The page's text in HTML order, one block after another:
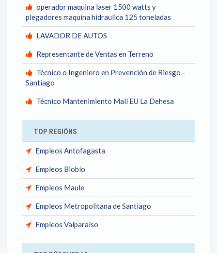
operador maquina laser 1500 watts y
plegadores maquina hidraulica 125 toneladas
LAVADOR DE AUTOS
Representante de Ventas en Terreno
Técnico o Ingeniero en Prevención de Riesgo -
Santiago
Técnico Mantenimiento Mall EU La Dehesa
TOP REGIÓNS
Empleos Antofagasta
Empleos Biobío
Empleos Maule
Empleos Metropolitana de Santiago
Empleos Valparaíso